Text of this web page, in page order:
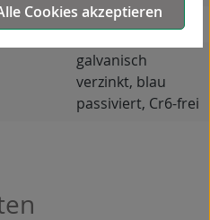
Stahlblech
galvanisch
verzinkt, blau
passiviert, Cr6-frei
Cookies akzeptieren